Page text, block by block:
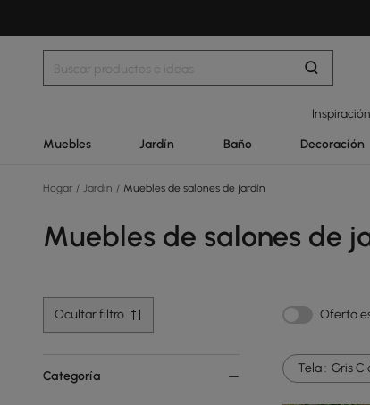
Inspiración
Muebles Jardín Baño Decoración
Hogar / Jardín / Muebles de salones de jardín
Muebles de salones de
Ocultar filtro Oferta
Categoría
Tela : Gris